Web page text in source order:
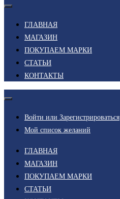
ГЛАВНАЯ
МАГАЗИН
ПОКУПАЕМ МАРКИ
СТАТЬИ
КОНТАКТЫ
Войти или Зарегистрироваться
Мой список желаний
ГЛАВНАЯ
МАГАЗИН
ПОКУПАЕМ МАРКИ
СТАТЬИ